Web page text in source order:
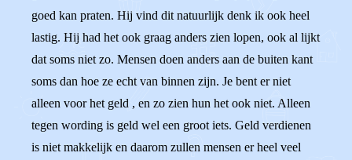
goed kan praten. Hij vind dit natuurlijk denk ik ook heel
lastig. Hij had het ook graag anders zien lopen, ook al lijkt
dat soms niet zo. Mensen doen anders aan de buiten kant
soms dan hoe ze echt van binnen zijn. Je bent er niet
alleen voor het geld , en zo zien hun het ook niet. Alleen
tegen wording is geld wel een groot iets. Geld verdienen
is niet makkelijk en daarom zullen mensen er heel veel